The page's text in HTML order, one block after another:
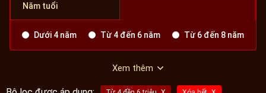
Năm tuổi
Dưới 4 năm Từ 4 đến 6 năm Từ 6 đến 8 năm
Xem thêm